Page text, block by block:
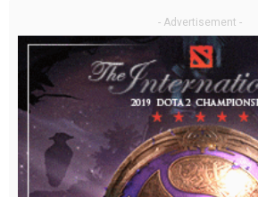
- Advertisement -